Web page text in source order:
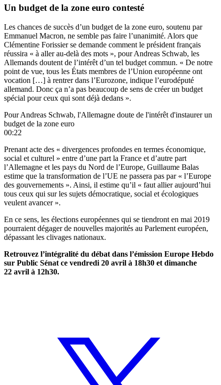
Un budget de la zone euro contesté
Les chances de succès d’un budget de la zone euro, soutenu par
Emmanuel Macron, ne semble pas faire l’unanimité. Alors que
Clémentine Forissier se demande comment le président français
réussira « à aller au-delà des mots », pour Andreas Schwab, les
Allemands doutent de l’intérêt d’un tel budget commun. « De notre
point de vue, tous les États membres de l’Union européenne ont
vocation […] à rentrer dans l’Eurozone, indique l’eurodéputé
allemand. Donc ça n’a pas beaucoup de sens de créer un budget
spécial pour ceux qui sont déjà dedans ».
Pour Andreas Schwab, l'Allemagne doute de l'intérêt d'instaurer un
budget de la zone euro
00:22
Prenant acte des « divergences profondes en termes économique,
social et culturel » entre d’une part la France et d’autre part
l’Allemagne et les pays du Nord de l’Europe, Guillaume Balas
estime que la transformation de l’UE ne passera pas par « l’Europe
des gouvernements ». Ainsi, il estime qu’il « faut allier aujourd’hui
tous ceux qui sur les sujets démocratique, social et écologiques
veulent avancer ».
En ce sens, les élections européennes qui se tiendront en mai 2019
pourraient dégager de nouvelles majorités au Parlement européen,
dépassant les clivages nationaux.
Retrouvez l’intégralité du débat dans l’émission Europe Hebdo
sur Public Sénat ce vendredi 20 avril à 18h30 et dimanche
22 avril à 12h30.